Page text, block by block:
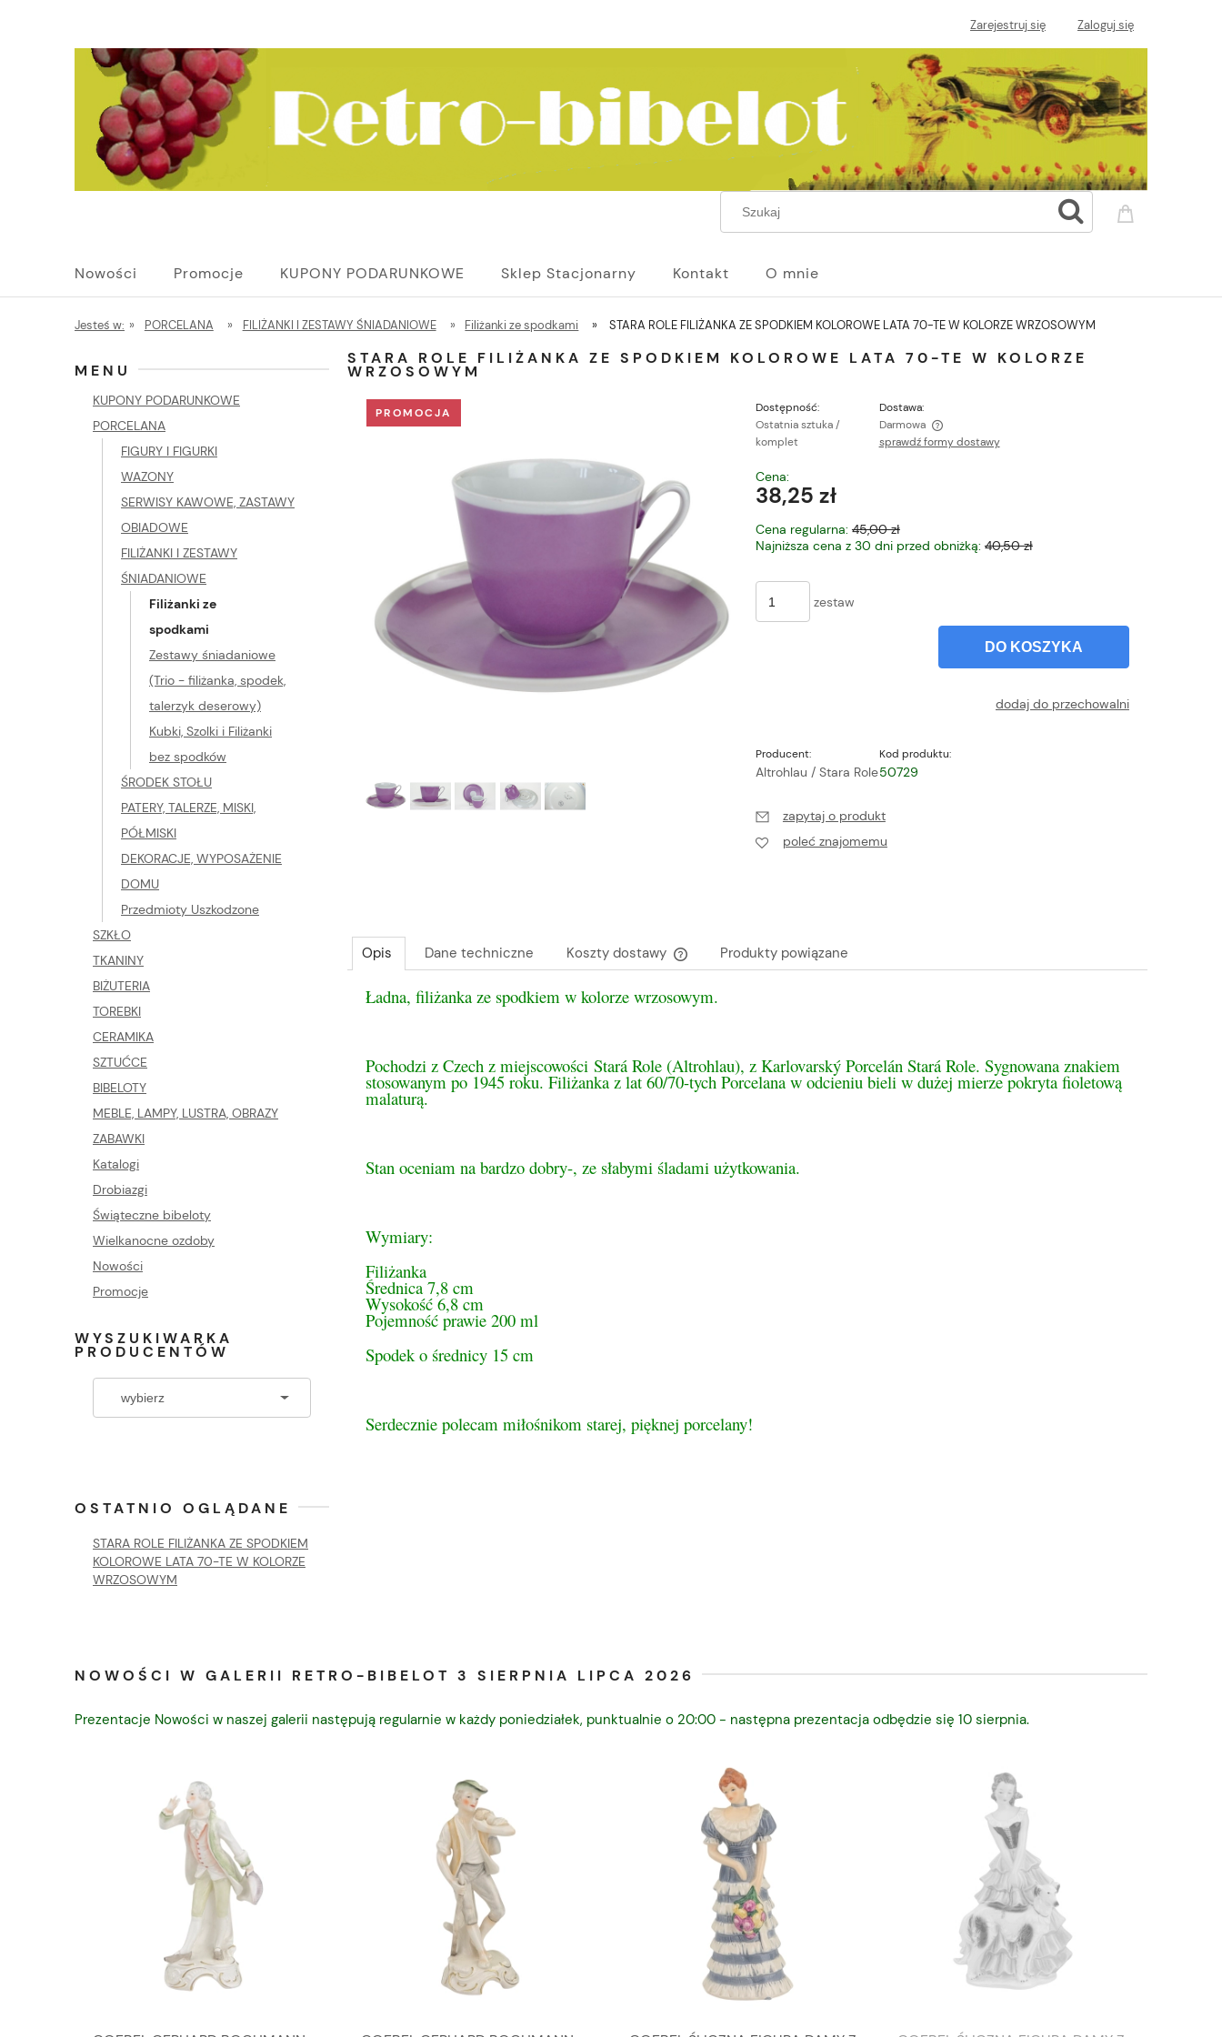
Zarejestruj się Zaloguj się
Nowości Promocje KUPONY PODARUNKOWE Sklep Stacjonarny Kontakt O mnie
Jesteś w: » PORCELANA » FILIŻANKI I ZESTAWY ŚNIADANIOWE » Filiżanki ze spodkami » STARA ROLE FILIŻANKA ZE SPODKIEM KOLOROWE LATA 70-TE W KOLORZE WRZOSOWYM
MENU
KUPONY PODARUNKOWE
PORCELANA
FIGURY I FIGURKI
WAZONY
SERWISY KAWOWE, ZASTAWY
OBIADOWE
FILIŻANKI I ZESTAWY
ŚNIADANIOWE
Filiżanki ze
spodkami
Zestawy śniadaniowe
(Trio - filiżanka, spodek,
talerzyk deserowy)
Kubki, Szolki i Filiżanki
bez spodków
ŚRODEK STOŁU
PATERY, TALERZE, MISKI,
PÓŁMISKI
DEKORACJE, WYPOSAŻENIE
DOMU
Przedmioty Uszkodzone
SZKŁO
TKANINY
BIŻUTERIA
TOREBKI
CERAMIKA
SZTUĆCE
BIBELOTY
MEBLE, LAMPY, LUSTRA, OBRAZY
ZABAWKI
Katalogi
Drobiazgi
Świąteczne bibeloty
Wielkanocne ozdoby
Nowości
Promocje
WYSZUKIWARKA
PRODUCENTÓW
OSTATNIO OGLĄDANE
STARA ROLE FILIŻANKA ZE SPODKIEM
KOLOROWE LATA 70-TE W KOLORZE
WRZOSOWYM
STARA ROLE FILIŻANKA ZE SPODKIEM KOLOROWE LATA 70-TE W KOLORZE
WRZOSOWYM
PROMOCJA
Dostępność:
Ostatnia sztuka /
komplet
Dostawa:
Darmowa
sprawdź formy dostawy
Cena:
38,25 zł
Cena regularna: 45,00 zł
Najniższa cena z 30 dni przed obniżką: 40,50 zł
zestaw
DO KOSZYKA
dodaj do przechowalni
Producent:
Altrohlau / Stara Role
Kod produktu:
50729
zapytaj o produkt
poleć znajomemu
Opis Dane techniczne Koszty dostawy
Cena nie zawiera ewentualnych kosztów
Produkty powiązane
Ładna, filiżanka ze spodkiem w kolorze wrzosowym.
Pochodzi z Czech z miejscowości Stará Role (Altrohlau), z Karlovarský Porcelán Stará Role. Sygnowana znakiem
stosowanym po 1945 roku. Filiżanka z lat 60/70-tych Porcelana w odcieniu bieli w dużej mierze pokryta fioletową
malaturą.
Stan oceniam na bardzo dobry-, ze słabymi śladami użytkowania.
Wymiary:
Filiżanka
Średnica 7,8 cm
Wysokość 6,8 cm
Pojemność prawie 200 ml
Spodek o średnicy 15 cm
Serdecznie polecam miłośnikom starej, pięknej porcelany!
NOWOŚCI W GALERII RETRO-BIBELOT 3 SIERPNIA LIPCA 2026
Prezentacje Nowości w naszej galerii następują regularnie w każdy poniedziałek, punktualnie o 20:00 - następna prezentacja odbędzie się 10 sierpnia.